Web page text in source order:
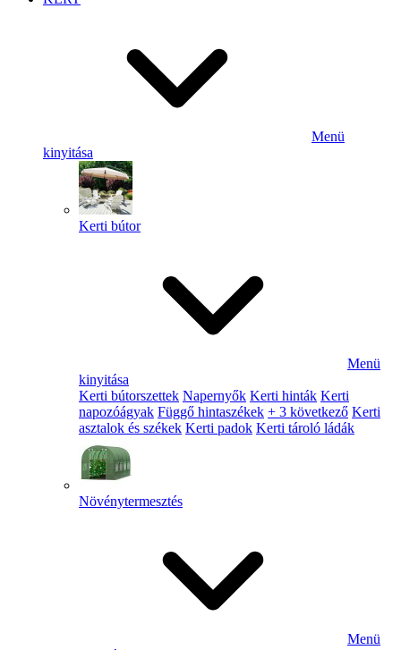
Menü
kinyitása
Kerti bútor
Menü
kinyitása
Kerti bútorszettek Napernyők Kerti hinták Kerti
napozóágyak Függő hintaszékek + 3 következő Kerti
asztalok és székek Kerti padok Kerti tároló ládák
Növénytermesztés
Menü